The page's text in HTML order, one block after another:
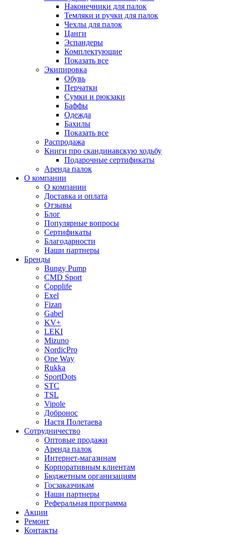
Наконечники для палок
Темляки и ручки для палок
Чехлы для палок
Цанги
Эспандеры
Комплектующие
Показать все
Экипировка
Обувь
Перчатки
Сумки и рюкзаки
Баффы
Одежда
Бахилы
Показать все
Распродажа
Книги про скандинавскую ходьбу
Подарочные сертификаты
Аренда палок
О компании
О компании
Доставка и оплата
Отзывы
Блог
Популярные вопросы
Сертификаты
Благодарности
Наши партнеры
Бренды
Bungy Pump
CMD Sport
Copplife
Exel
Fizan
Gabel
KV+
LEKI
Mizuno
NordicPro
One Way
Rukka
SportDots
STC
TSL
Vipole
Добронос
Настя Полетаева
Сотрудничество
Оптовые продажи
Аренда палок
Интернет-магазинам
Корпоративным клиентам
Бюджетным организациям
Госзаказчикам
Наши партнеры
Реферальная программа
Акции
Ремонт
Контакты